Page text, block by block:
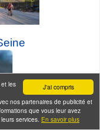
J'ai compris
les
nos partenaires de publicité et
que vous leur avez
services. En savoir plus